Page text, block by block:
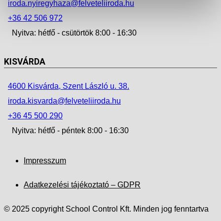
iroda.nyiregyhaza@felveteliiroda.hu
+36 42 506 972
Nyitva: hétfő - csütörtök 8:00 - 16:30
KISVÁRDA
4600 Kisvárda, Szent László u. 38.
iroda.kisvarda@felveteliiroda.hu
+36 45 500 290
Nyitva: hétfő - péntek 8:00 - 16:30
Impresszum
Adatkezelési tájékoztató – GDPR
© 2025 copyright School Control Kft. Minden jog fenntartva